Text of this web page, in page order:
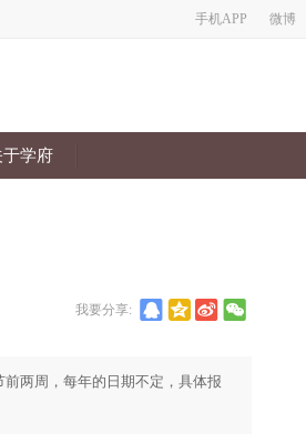
手机APP 微博
于学府
我要分享:
两周，每年的日期不定，具体报